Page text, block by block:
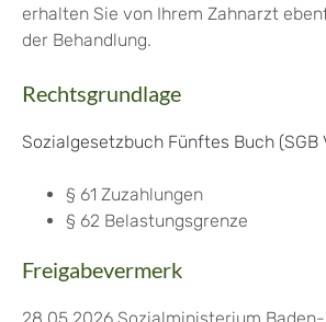
erhalten Sie von Ihrem Zahnarzt
der Behandlung.
Rechtsgrundlage
Sozialgesetzbuch Fünftes Buch (SGB
§ 61 Zuzahlungen
§ 62 Belastungsgrenze
Freigabevermerk